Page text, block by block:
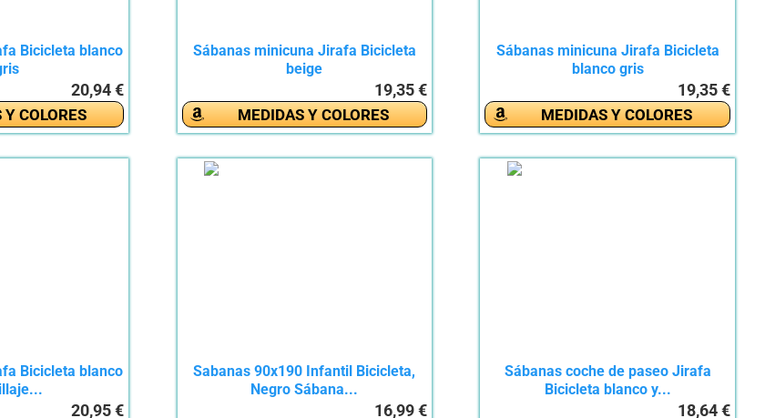
Bicicleta blanco
20,94 €
COLORES
Sábanas minicuna Jirafa Bicicleta
beige
19,35 €
MEDIDAS Y COLORES
Sábanas minicuna Jirafa Bicicleta
blanco gris
19,35 €
MEDIDAS Y COLORES
Bicicleta blanco
20,95 €
Sabanas 90x190 Infantil Bicicleta,
Negro Sábana...
16,99 €
Sábanas coche de paseo Jirafa
Bicicleta blanco y...
18,64 €